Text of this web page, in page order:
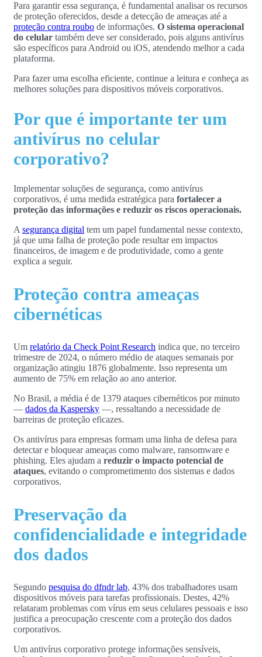
Para garantir essa segurança, é fundamental analisar os recursos
de proteção oferecidos, desde a detecção de ameaças até a
proteção contra roubo de informações. O sistema operacional
do celular também deve ser considerado, pois alguns antivírus
são específicos para Android ou iOS, atendendo melhor a cada
plataforma.
Para fazer uma escolha eficiente, continue a leitura e conheça as
melhores soluções para dispositivos móveis corporativos.
Por que é importante ter um
antivírus no celular
corporativo?
Implementar soluções de segurança, como antivírus
corporativos, é uma medida estratégica para fortalecer a
proteção das informações e reduzir os riscos operacionais.
A segurança digital tem um papel fundamental nesse contexto,
já que uma falha de proteção pode resultar em impactos
financeiros, de imagem e de produtividade, como a gente
explica a seguir.
Proteção contra ameaças
cibernéticas
Um relatório da Check Point Research indica que, no terceiro
trimestre de 2024, o número médio de ataques semanais por
organização atingiu 1876 globalmente. Isso representa um
aumento de 75% em relação ao ano anterior.
No Brasil, a média é de 1379 ataques cibernéticos por minuto
— dados da Kaspersky —, ressaltando a necessidade de
barreiras de proteção eficazes.
Os antivírus para empresas formam uma linha de defesa para
detectar e bloquear ameaças como malware, ransomware e
phishing. Eles ajudam a reduzir o impacto potencial de
ataques, evitando o comprometimento dos sistemas e dados
corporativos.
Preservação da
confidencialidade e integridade
dos dados
Segundo pesquisa do dfndr lab, 43% dos trabalhadores usam
dispositivos móveis para tarefas profissionais. Destes, 42%
relataram problemas com vírus em seus celulares pessoais e isso
justifica a preocupação crescente com a proteção dos dados
corporativos.
Um antivírus corporativo protege informações sensíveis,